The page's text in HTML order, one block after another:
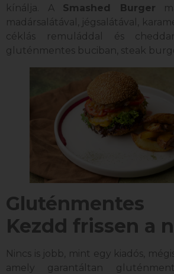
kínálja. A Smashed Burger
madársalátával, jégsalátával,
céklás remuláddal és
gluténmentes buciban, steak
Gluténmentes
Kezdd frissen a
Nincs is jobb, mint egy kiadós,
amely garantáltan